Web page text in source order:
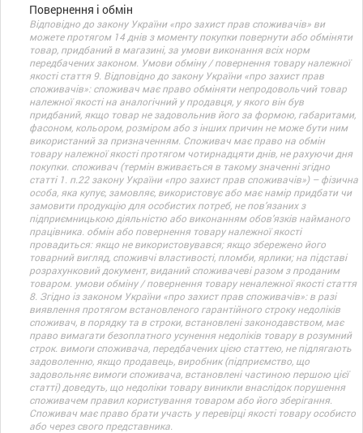
Повернення і обмін
Відповідно до закону України «про захист прав споживачів» ви
можете протягом 14 днів з моменту покупки повернути або обміняти
товар, придбаний в магазині, за умови виконання всіх норм
передбачених законом. Умови обміну / повернення товару належної
якості стаття 9. Відповідно до закону України «про захист прав
споживачів»: споживач має право обміняти непродовольчий товар
належної якості на аналогічний у продавця, у якого він був
придбаний, якщо товар не задовольнив його за формою, габаритами,
фасоном, кольором, розміром або з інших причин не може бути ним
використаний за призначенням. Споживач має право на обмін
товару належної якості протягом чотирнадцяти днів, не рахуючи дня
покупки. споживач (термін вживається в такому значенні згідно
статті 1. п.22 закону України «про захист прав споживачів») – фізична
особа, яка купує, замовляє, використовує або має намір придбати чи
замовити продукцію для особистих потреб, не пов’язаних з
підприємницькою діяльністю або виконанням обов’язків найманого
працівника. обмін або повернення товару належної якості
провадиться: якщо не використовувався; якщо збережено його
товарний вигляд, споживчі властивості, пломби, ярлики; на підставі
розрахунковий документ, виданий споживачеві разом з проданим
товаром. умови обміну / повернення товару неналежної якості стаття
8. Згідно із законом України «про захист прав споживачів»: в разі
виявлення протягом встановленого гарантійного строку недоліків
споживач, в порядку та в строки, встановлені законодавством, має
право вимагати безоплатного усунення недоліків товару в розумний
строк. вимоги споживача, передбачених цією статтею, не підлягають
задоволенню, якщо продавець, виробник (підприємство, що
задовольняє вимоги споживача, встановлені частиною першою цієї
статті) доведуть, що недоліки товару виникли внаслідок порушення
споживачем правил користування товаром або його зберігання.
Споживач має право брати участь у перевірці якості товару особисто
або через свого представника.